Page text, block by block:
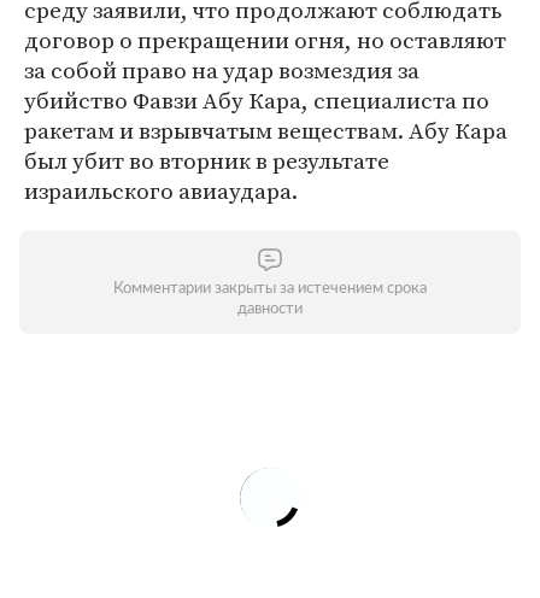
среду заявили, что продолжают соблюдать
договор о прекращении огня, но оставляют
за собой право на удар возмездия за
убийство Фавзи Абу Кара, специалиста по
ракетам и взрывчатым веществам. Абу Кара
был убит во вторник в результате
израильского авиаудара.
Комментарии закрыты за истечением срока
давности